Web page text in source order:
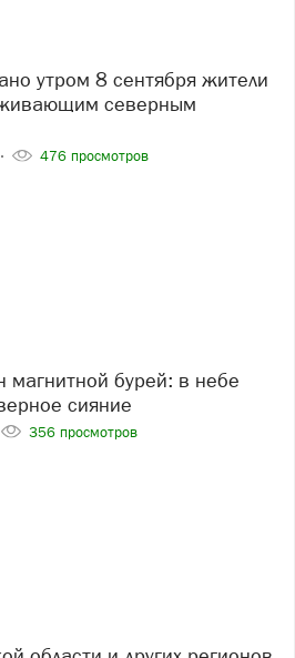
северным
476 просмотров
сияние
356 просмотров